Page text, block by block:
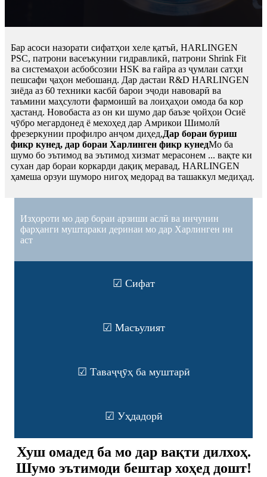
Бар асоси назорати сифатҳои хеле қатъӣ, HARLINGEN
PSC, патрони васеъкунии гидравликӣ, патрони Shrink Fit
ва системаҳои асбобсозии HSK ва ғайра аз ҷумлаи сатҳи
пешсафи ҷаҳон мебошанд. Дар дастаи R&D HARLINGEN
зиёда аз 60 техники касбӣ барои эҷоди навоварӣ ва
таъмини маҳсулоти фармоишӣ ва лоиҳаҳои омода ба кор
ҳастанд. Новобаста аз он ки шумо дар баъзе ҷойҳои Осиё
чӯбро мегардонед ё мехоҳед дар Амрикои Шимолӣ
фрезеркунии профилро анҷом диҳед,Дар бораи буриш
фикр кунед, дар бораи Харлинген фикр кунедМо ба
шумо бо эътимод ва эътимод хизмат мерасонем ... вақте ки
сухан дар бораи коркарди дақиқ меравад, HARLINGEN
ҳамеша орзуи шуморо нигоҳ медорад ва ташаккул медиҳад.
Изҳороти мо дар бораи арзиши аслӣ ва инчунин
фарҳанги муштараки деринаи мо дар Харлинген ин
аст
☑ Сифат
☑ Масъулият
☑ Таваҷҷӯҳ ба муштарӣ
☑ Уҳдадорӣ
Хуш омадед ба мо дар вақти дилхоҳ.
Шумо эътимоди бештар хоҳед дошт!